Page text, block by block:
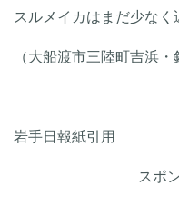
スルメイカはまだ少なく
（大船渡市三陸町吉浜
岩手日報紙引用
スポ